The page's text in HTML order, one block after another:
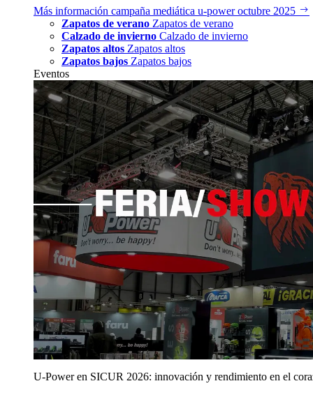
Más información campaña mediática u‑power octubre 2025
Zapatos de verano Zapatos de verano
Calzado de invierno Calzado de invierno
Zapatos altos Zapatos altos
Zapatos bajos Zapatos bajos
Eventos
U‑Power en SICUR 2026: innovación y rendimiento en el